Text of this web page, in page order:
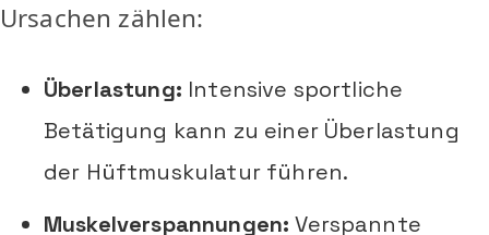
Ursachen zählen:
Überlastung: Intensive sportliche
Betätigung kann zu einer Überlastung
der Hüftmuskulatur führen.
Muskelverspannungen: Verspannte